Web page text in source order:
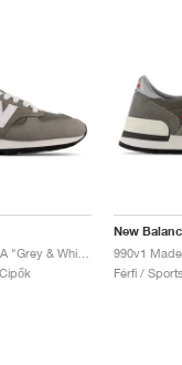
990v1 Made In USA "Grey & White"
New
Férfi /